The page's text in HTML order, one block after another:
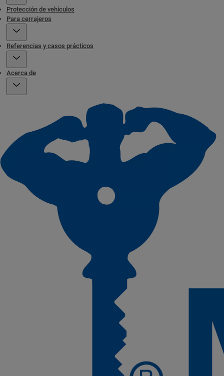
Protección de vehículos
Para cerrajeros
Referencias y casos prácticos
Acerca de